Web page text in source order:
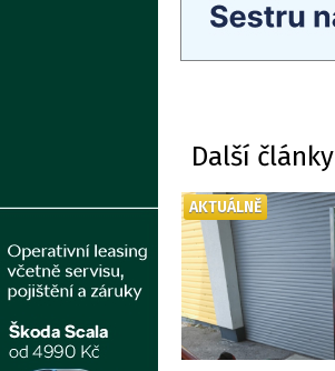
Další články
AKTUÁLNĚ